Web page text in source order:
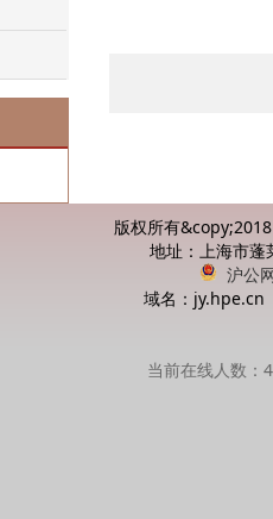
版权所有
地址：上海市
沪公
域名：jy.hpe.cn
当前在线人数：